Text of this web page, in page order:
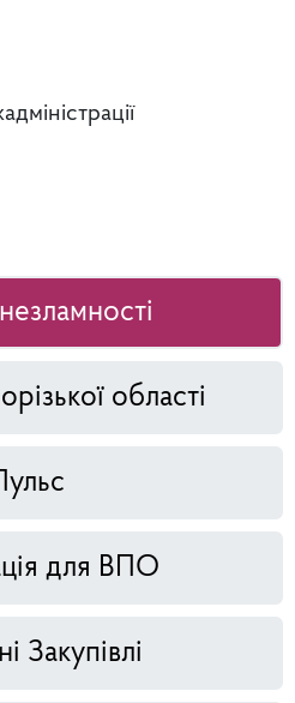
області
для ВПО
Закупівлі